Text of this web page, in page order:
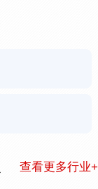
查看更多行业+